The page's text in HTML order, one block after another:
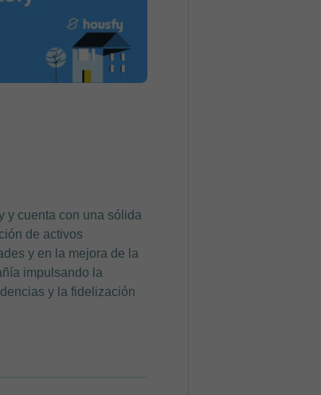
y cuenta con una sólida
de activos
y en la mejora de la
impulsando la
y la fidelización